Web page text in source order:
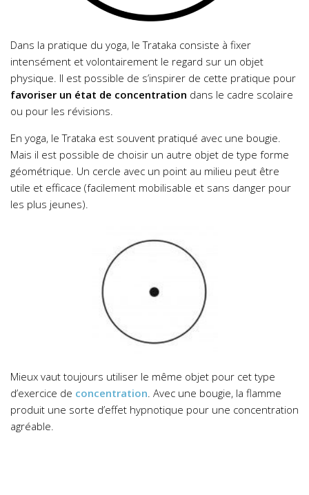
Dans la pratique du yoga, le Trataka consiste à fixer
intensément et volontairement le regard sur un objet
physique. Il est possible de s’inspirer de cette pratique pour
favoriser un état de concentration dans le cadre scolaire
ou pour les révisions.
En yoga, le Trataka est souvent pratiqué avec une bougie.
Mais il est possible de choisir un autre objet de type forme
géométrique. Un cercle avec un point au milieu peut être
utile et efficace (facilement mobilisable et sans danger pour
les plus jeunes).
Mieux vaut toujours utiliser le même objet pour cet type
d’exercice de concentration. Avec une bougie, la flamme
produit une sorte d’effet hypnotique pour une concentration
agréable.